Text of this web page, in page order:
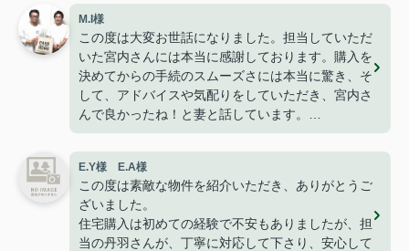
M.I様
この度は大変お世話になりました。担当していただ
いた宮内さんには本当に感謝しております。購入を
決めてからの手続のスムーズさには本当に驚き、そ
して、アドバイスや気配りをしていただき、宮内さ
んで良かったね！と妻と話しています。
今は無事に引越しも終わり、快適に過ごせて楽しく
暮らせております。
こうして、なにもトラブルや問題も無くここまで家
探しが出来た事はパークホームさんのおかげだと思
っております。
ありがとうございました。
E.Y様 E.A様
この度は素敵な物件を紹介いただき、ありがとうご
ざいました。
住宅購入は初めての経験で不安もありましたが、担
当の丹羽さんが、丁寧に対応して下さり、安心して